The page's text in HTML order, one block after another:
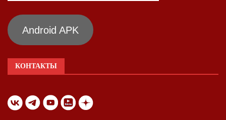
Android APK
КОНТАКТЫ